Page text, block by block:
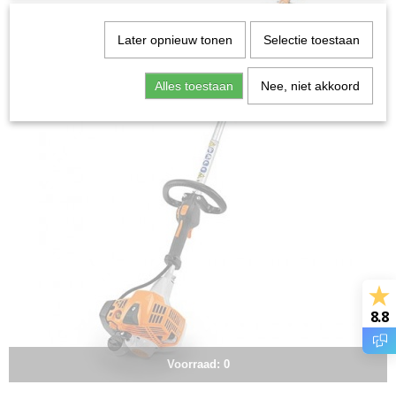
Voorraad: 0
8.8
Later opnieuw tonen Selectie toestaan
Alles toestaan Nee, niet akkoord